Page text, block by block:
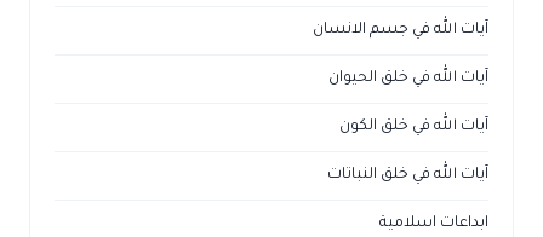
آيات الله في جسم الانسان
آيات الله في خلق الحيوان
آيات الله في خلق الكون
آيات الله في خلق النباتات
ابداعات اسلامية